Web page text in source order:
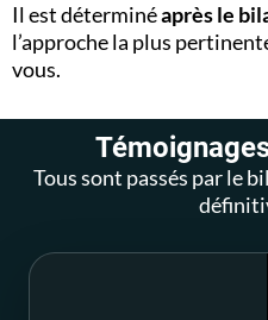
Il est déterminéaprès le
l’approche la plus
vous.
Tous sont passés par le